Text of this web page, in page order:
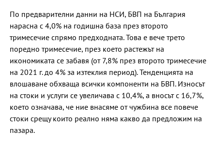
По предварителни данни на НСИ, БВП на България
нарасна с 4,0% на годишна база през второто
тримесечие спрямо предходната. Това е вече трето
поредно тримесечие, през което растежът на
икономиката се забавя (от 7,8% през второто тримесечие
на 2021 г. до 4% за изтеклия период). Тенденцията на
влошаване обхваща всички компоненти на БВП. Износът
на стоки и услуги се увеличава с 10,4%, а вносът с 16,7%,
което означава, че ние внасяме от чужбина все повече
стоки срещу които реално няма какво да предложим на
пазара.